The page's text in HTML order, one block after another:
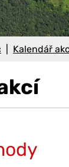
Kalendář